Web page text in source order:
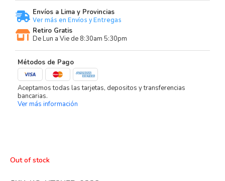
Envíos a Lima y Provincias
Ver más en Envíos y Entregas
Retiro Gratis
De Lun a Vie de 8:30am 5:30pm
Métodos de Pago
Aceptamos todas las tarjetas, depositos y transferencias
bancarias.
Ver más información
Out of stock